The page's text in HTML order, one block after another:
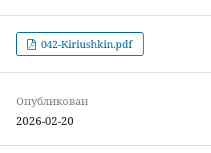
042-Kiriushkin.pdf
Опубликован
2026-02-20